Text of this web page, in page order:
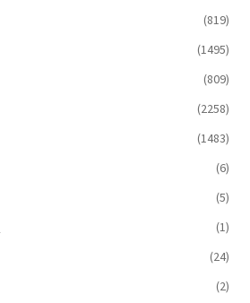
(819)
(1495)
(809)
(2258)
(1483)
(6)
(5)
(1)
(24)
(2)